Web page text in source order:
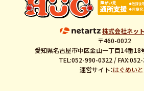
株式会社ネッ
〒460-0022
愛知県名古屋市中区金山一丁目14番18
TEL:052-990-0322 /
運営サイト：はぐめいと